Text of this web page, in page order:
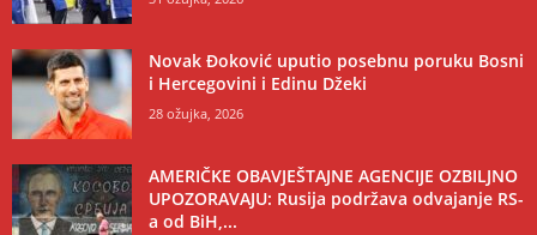
Novak Đoković uputio posebnu poruku Bosni
i Hercegovini i Edinu Džeki
28 ožujka, 2026
AMERIČKE OBAVJEŠTAJNE AGENCIJE OZBILJNO
UPOZORAVAJU: Rusija podržava odvajanje RS-
a od BiH,...